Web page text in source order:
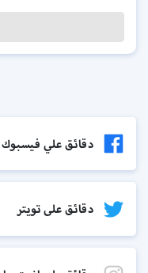
دقائق علي فيسبوك
دقائق على تويتر